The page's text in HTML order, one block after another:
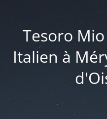
Tesoro
Italien à